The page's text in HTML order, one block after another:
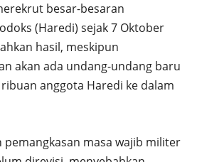
besar-besaran
(Haredi) sejak 7 Oktober
hasil, meskipun
akan ada undang-undang baru
anggota Haredi ke dalam
pemangkasan masa wajib militer